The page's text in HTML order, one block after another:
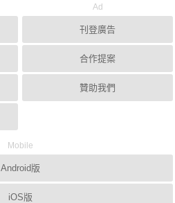
Ad
刊登廣告
合作提案
贊助我們
Mobile
Android版
iOS版